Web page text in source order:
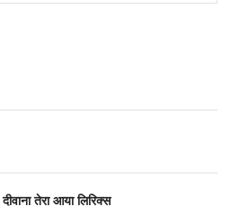
तेरा आया लिरिक्स